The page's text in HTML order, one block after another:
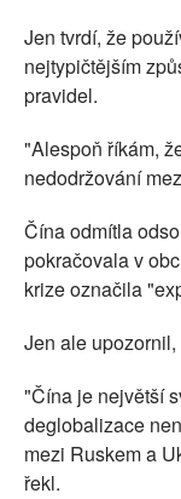
Jen tvrdí, že
nejtypičtějším
pravidel.
"Alespoň říkám,
nedodržování
Čína odmítla
pokračovala v
krize označila
Jen ale
"Čína je největší
deglobalizace
mezi Ruskem a
řekl.